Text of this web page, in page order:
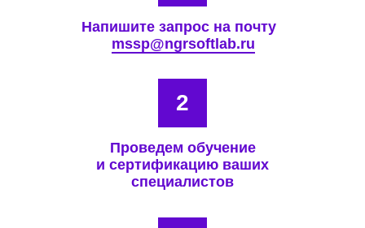
Напишите запрос на почту
mssp@ngrsoftlab.ru
Проведем обучение
и сертификацию ваших
специалистов
2